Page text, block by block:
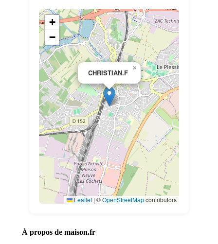
CHRISTIAN.F
×
+
−
Leaflet | ©OpenStreetMapcontributors
À propos de maison.fr